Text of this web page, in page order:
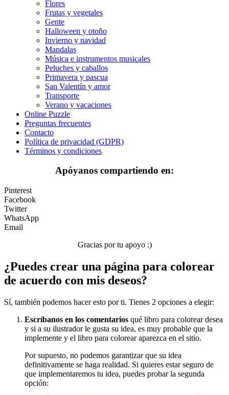
Frutas y vegetales
Halloween y otoño
Invierno y navidad
Mandalas
Música e instrumentos musicales
San Valentín y amor
Transporte
Verano y vacaciones
Libros para colorear para niños
Nezaradené
Sin categorizar
Flores
Frutas y vegetales
Gente
Halloween y otoño
Invierno y navidad
Mandalas
Música e instrumentos musicales
Peluches y caballos
Primavera y pascua
San Valentín y amor
Transporte
Verano y vacaciones
Online Puzzle
Preguntas frecuentes
Contacto
Política de privacidad (GDPR)
Términos y condiciones
Apóyanos compartiendo en:
Pinterest
Facebook
Twitter
WhatsApp
Email
Gracias por tu apoyo :)
¿Puedes crear una página para colorear
de acuerdo con mis deseos?
Sí, también podemos hacer esto por ti. Tienes 2 opciones a elegir:
Escríbanos en los comentarios qué libro para colorear desea
y si a su ilustrador le gusta su idea, es muy probable que la
implemente y el libro para colorear aparezca en el sitio.
Por supuesto, no podemos garantizar que su idea
definitivamente se haga realidad. Si quieres estar seguro de
que implementaremos tu idea, puedes probar la segunda
opción: